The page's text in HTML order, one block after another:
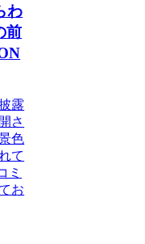
わ
前
露
さ
色
て
ミ
お